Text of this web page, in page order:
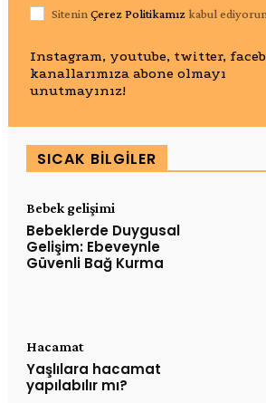
Sitenin Çerez Politikamızkabul
Instagram, youtube, twitter,
kanallarımıza abone olmayı
unutmayınız!
SICAK BILGILER
Bebek gelişimi
Bebeklerde Duygusal
Gelişim: Ebeveynle
Güvenli Bağ Kurma
Hacamat
Yaşlılara hacamat
yapılabılır mı?